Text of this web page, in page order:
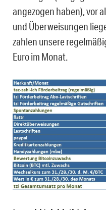
angezogen haben), vor
und Überweisungen
zahlen unsere
Euro im Monat.